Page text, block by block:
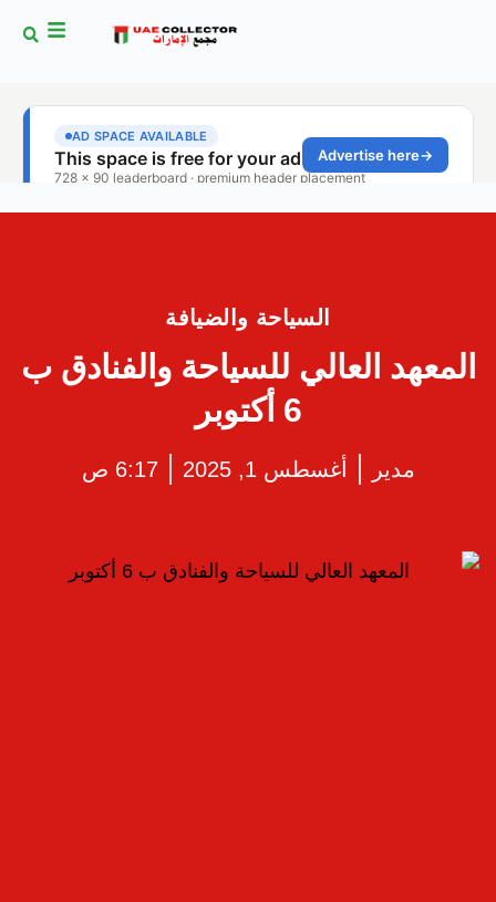
السياحة والضيافة
المعهد العالي للسياحة والفنادق ب
6 أكتوبر
مدير أغسطس 1, 2025 6:17 ص